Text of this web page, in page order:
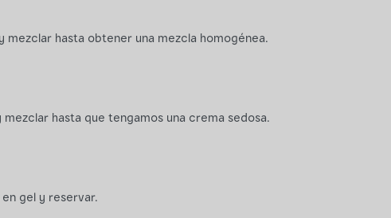
mezclar hasta obtener una mezcla homogénea.
hasta que tengamos una crema sedosa.
gel y reservar.